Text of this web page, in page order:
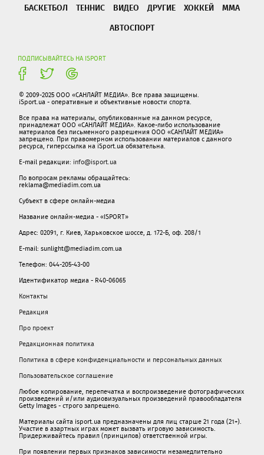
БАСКЕТБОЛ
ТЕННИС ВИДЕО ДРУГИЕ ХОККЕЙ
ММА
АВТОСПОРТ
ПОДПИСЫВАЙТЕСЬ НА ISPORT
© 2009-2025 ООО «САНЛАЙТ МЕДИА». Все права защищены.
iSport.ua - оперативные и объективные новости спорта.
Все права на материалы, опубликованные на данном ресурсе,
принадлежат ООО «САНЛАЙТ МЕДИА». Какое-либо использование
материалов без письменного разрешения ООО «САНЛАЙТ МЕДИА»
запрещено. При правомерном использовании материалов с данного
ресурса, гиперссылка на iSport.ua обязательна.
E-mail редакции: info@isport.ua
По вопросам рекламы обращайтесь:
reklama@mediadim.com.ua
Субъект в сфере онлайн-медиа
Название онлайн-медиа - «ISPORT»
Адрес: 02091, г. Киев, Харьковское шоссе, д. 172-Б, оф. 208/1
E-mail: sunlight@mediadim.com.ua
Телефон: 044-205-43-00
Идентификатор медиа - R40-06065
Контакты
Редакция
Про проект
Редакционная политика
Политика в сфере конфиденциальности и персональных данных
Пользовательское соглашение
Любое копирование, перепечатка и воспроизведение фотографических
произведений и/или аудиовизуальных произведений правообладателя
Getty Images - строго запрещено.
Материалы сайта isport.ua предназначены для лиц старше 21 года (21+).
Участие в азартных играх может вызвать игровую зависимость.
Придерживайтесь правил (принципов) ответственной игры.
При появлении первых признаков зависимости незамедлительно